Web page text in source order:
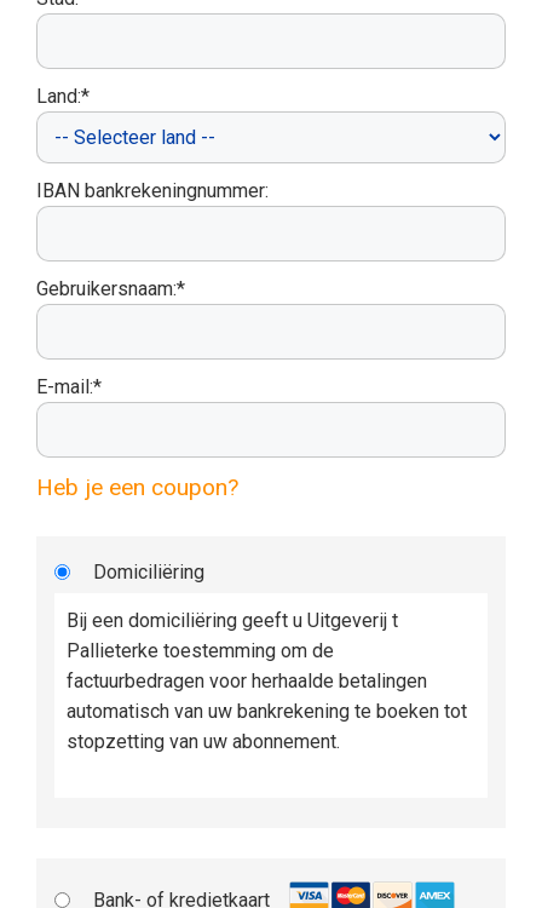
Land:*
IBAN bankrekeningnummer:
Gebruikersnaam:*
E-mail:*
Heb je een coupon?
Domiciliëring
Bij een domiciliëring geeft u Uitgeverij t
Pallieterke toestemming om de
factuurbedragen voor herhaalde betalingen
automatisch van uw bankrekening te boeken tot
stopzetting van uw abonnement.
Bank- of kredietkaart